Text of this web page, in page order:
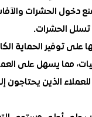
دخول الحشرات
تسلل الحشرات.
على توفير الحماية
مما يسهل على
الذين يحتاجون